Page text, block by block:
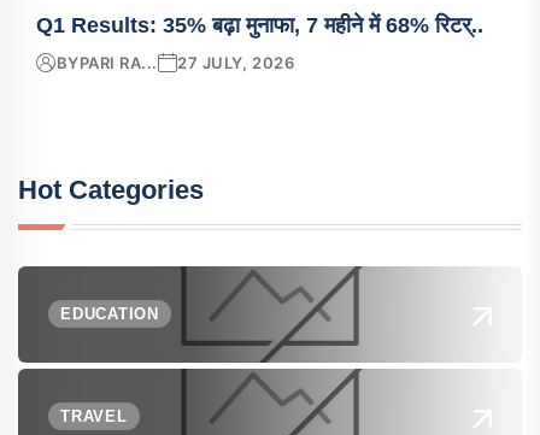
Q1 Results: 35% बढ़ा मुनाफा, 7 महीने में 68% रिटर्..
BYPARI RA... 27 JULY, 2026
Hot Categories
EDUCATION
TRAVEL